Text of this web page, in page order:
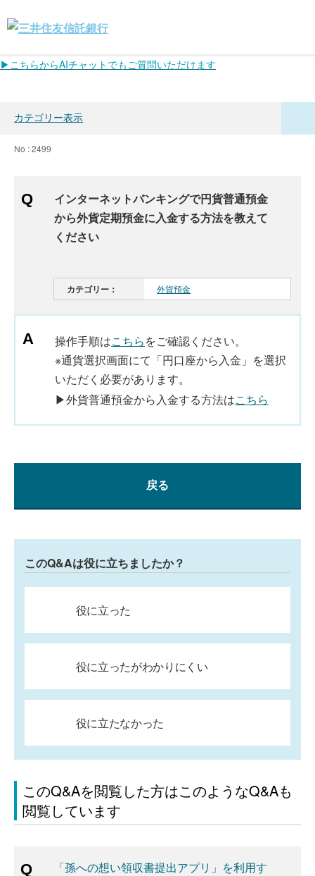
▶こちらからAIチャットでもご質問いただけます
カテゴリー表示
No : 2499
インターネットバンキングで円貨普通預金
から外貨定期預金に入金する方法を教えて
ください
カテゴリー： 外貨預金
操作手順はこちらをご確認ください。
※通貨選択画面にて「円口座から入金」を選択
いただく必要があります。
▶外貨普通預金から入金する方法はこちら
戻る
このQ&Aは役に立ちましたか？
役に立った
役に立ったがわかりにくい
役に立たなかった
このQ&Aを閲覧した方はこのようなQ&Aも
閲覧しています
「孫への想い領収書提出アプリ」を利用す